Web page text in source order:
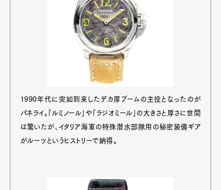
1990年代に突如到来したデカ厚ブームの主役となったのが
パネライ。「ルミノール」や「ラジオミール」の大きさと厚さに世間
は驚いたが、イタリア海軍の特殊潜水部隊用の秘密装備ギア
がルーツというヒストリーで納得。